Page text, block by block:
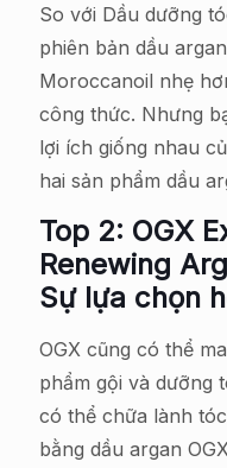
So với Dầu dưỡng
phiên bản dầu
Moroccanoil nhẹ
công thức. Nhưng
lợi ích giống nhau
hai sản phẩm dầu
Top 2: OGX
Renewing
Sự lựa chọn
OGX cũng có thể
phẩm gội và dưỡng
có thể chữa lành
bằng dầu argan